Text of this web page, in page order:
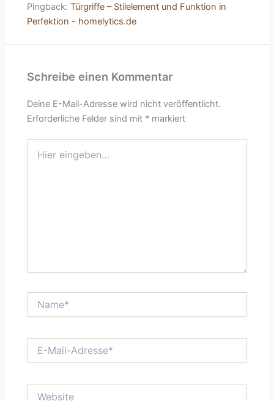
Pingback:Türgriffe – Stilelement und Funktion in
Perfektion - homelytics.de
Schreibe einen Kommentar
Deine E-Mail-Adresse wird nicht veröffentlicht.
Erforderliche Felder sind mit * markiert
eingeben…
Mail-